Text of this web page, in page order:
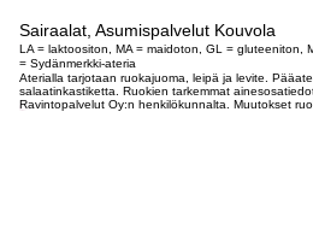
Sairaalat, Asumispalvelut Kouvola
LA = laktoositon, MA = maidoton, GL = gluteeniton,
= Sydänmerkki-ateria
Aterialla tarjotaan ruokajuoma, leipä ja levite.
salaatinkastiketta. Ruokien tarkemmat
Ravintopalvelut Oy:n henkilökunnalta. Muutokset